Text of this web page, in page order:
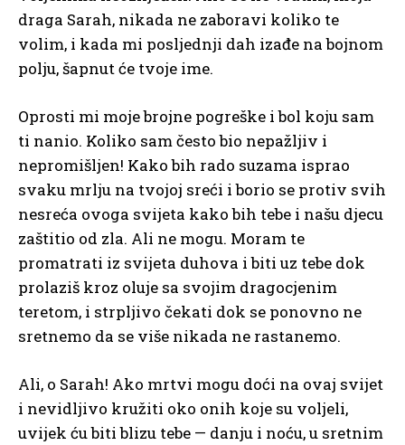
draga Sarah, nikada ne zaboravi koliko te
volim, i kada mi posljednji dah izađe na bojnom
polju, šapnut će tvoje ime.
Oprosti mi moje brojne pogreške i bol koju sam
ti nanio. Koliko sam često bio nepažljiv i
nepromišljen! Kako bih rado suzama isprao
svaku mrlju na tvojoj sreći i borio se protiv svih
nesreća ovoga svijeta kako bih tebe i našu djecu
zaštitio od zla. Ali ne mogu. Moram te
promatrati iz svijeta duhova i biti uz tebe dok
prolaziš kroz oluje sa svojim dragocjenim
teretom, i strpljivo čekati dok se ponovno ne
sretnemo da se više nikada ne rastanemo.
Ali, o Sarah! Ako mrtvi mogu doći na ovaj svijet
i nevidljivo kružiti oko onih koje su voljeli,
uvijek ću biti blizu tebe — danju i noću, u sretnim